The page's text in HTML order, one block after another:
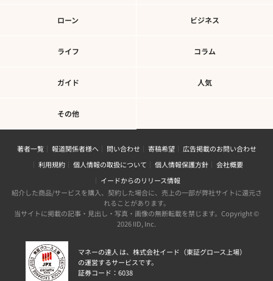
ローン ビジネス
ライフ コラム
ガイド 人気
その他
著者一覧 報道関係者様へ 問い合わせ 寄稿希望
広告掲載のお問い合わせ
利用規約
個人情報の取扱について 個人情報保護方針
会社概要
イードからのリリース情報
紹介した商品/サービスを購入、契約した場合に、売上の一部が弊社サイトに還元さ
れることがあります。
当サイトに掲載の記事・見出し・写真・画像の無断転載を禁じます。Copyright ©
2026 IID, Inc.
マネーの達人 は、株式会社イード（東証グロース上場）
の運営するサービスです。
証券コード：6038